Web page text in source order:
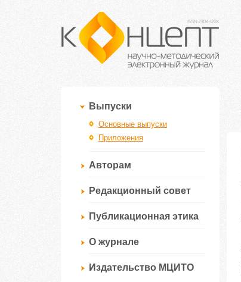
Выпуски
Основные выпуски
Приложения
Авторам
Редакционный совет
Публикационная этика
О журнале
Издательство МЦИТО